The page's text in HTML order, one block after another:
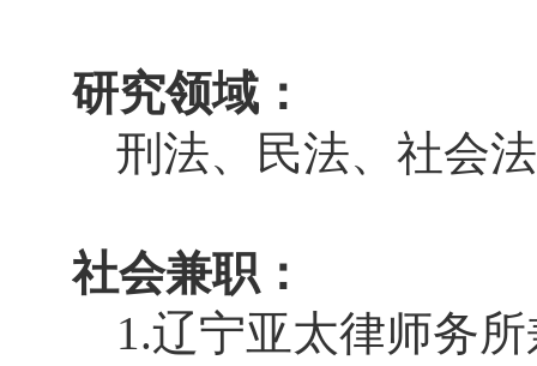
研究领域：
刑法、民法、社会
社会兼职：
1.辽宁亚太律师务